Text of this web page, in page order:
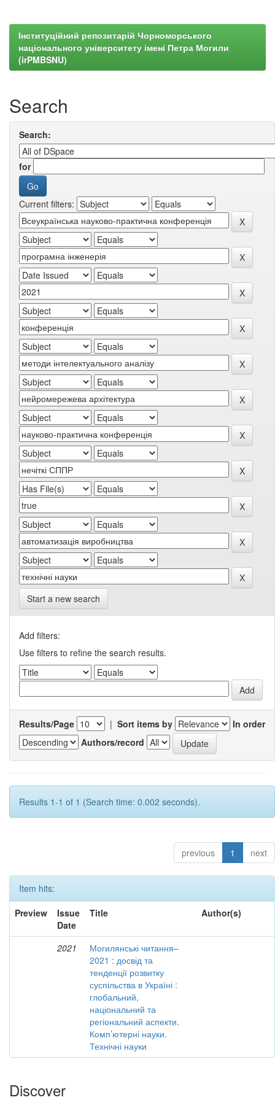
Інституційний репозитарій Чорноморського
національного університету імені Петра Могили
(irPMBSNU)
Search
Search:
for
Current filters:
Start a new search
Add filters:
Use filters to refine the search results.
Results/Page | Sort items by
In order
Authors/record
Results 1-1 of 1 (Search time: 0.002 seconds).
previous 1 next
Item hits:
Preview
Issue
Date
Title Author(s)
2021
Могилянські читання–
2021 : досвід та
тенденції розвитку
суспільства в Україні :
глобальний,
національний та
регіональний аспекти.
Комп’ютерні науки.
Технічні науки
Discover